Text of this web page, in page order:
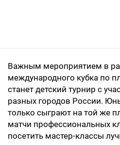
Важным мероприятием в
международного кубка по
станет детский турнир с
разных городов России.
только сыграют на той же
матчи профессиональных
посетить мастер-классы